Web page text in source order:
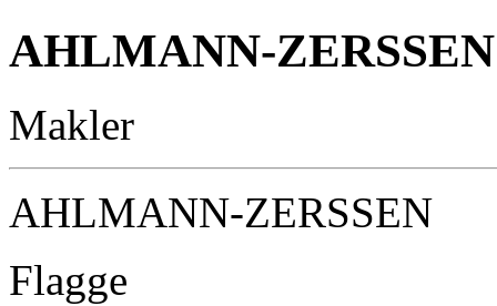
AHLMANN-ZERSSEN
Makler
AHLMANN-ZERSSEN
Flagge